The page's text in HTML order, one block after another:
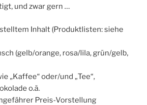
und zwar gern …
Inhalt (Produktlisten: siehe
(gelb/orange, rosa/lila, grün/gelb,
„Kaffee“ oder/und „Tee“,
o.ä.
Preis-Vorstellung